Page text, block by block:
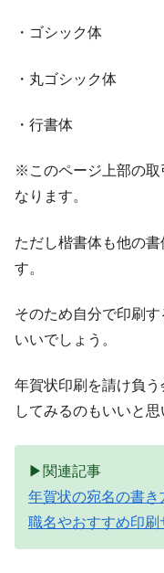
・ゴシック体
・丸ゴシック体
・行書体
※このページ上部の取
なります。
ただし楷書体も他の
す。
そのため自分で印刷
いいでしょう。
年賀状印刷を請け負
してみるのもいいと思
▶関連記事
年賀状の宛名の書
職名やおすすめ印刷